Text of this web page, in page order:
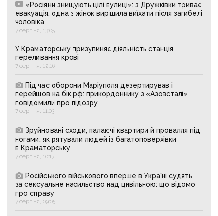
«Росіяни знищують цілі вулиці»: з Дружківки триває
евакуація, одна з жінок вирішила виїхати після загибелі
чоловіка
7 серпня, 13:05
У Краматорську призупиняє діяльність станція
переливання крові
7 серпня, 12:16
Під час оборони Маріуполя дезертирував і
перейшов на бік рф: прикордоннику з «Азовсталі»
повідомили про підозру
7 серпня, 11:03
Зруйновані сходи, палаючі квартири й провалля під
ногами: як рятували людей із багатоповерхівки
в Краматорську
7 серпня, 10:17
Російського військового вперше в Україні судять
за сексуальне насильство над цивільною: що відомо
про справу
7 серпня, 09:05